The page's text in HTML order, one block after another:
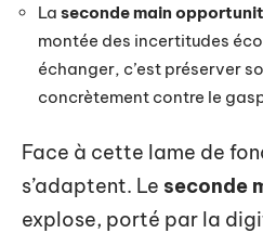
La seconde main
montée des incertitudes
échanger, c’est préserver
concrètement contre le
Face à cette lame de
s’adaptent. Le seconde
explose, porté par la